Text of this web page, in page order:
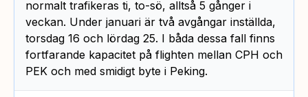
normalt trafikeras ti, to-sö, alltså 5 gånger i
veckan. Under januari är två avgångar inställda,
torsdag 16 och lördag 25. I båda dessa fall finns
fortfarande kapacitet på flighten mellan CPH och
PEK och med smidigt byte i Peking.